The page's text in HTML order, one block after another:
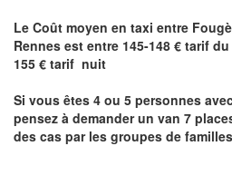
Le Coût moyen en taxi entre
Rennes est entre 145-148 € tarif
155 € tarif nuit
Si vous êtes 4 ou 5 personnes
pensez à demander un van 7
des cas par les groupes de